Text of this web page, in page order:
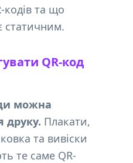
кодів та що
статичним.
QR-код
можна
друку. Плакати,
та вивіски
те саме QR-